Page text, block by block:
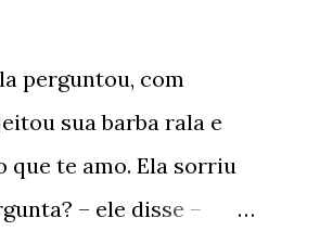
o sabor das
molhado, virou e
sempre do único
feliz. O único
apaixonado. ...
perguntou, com
sua barba rala e
que te amo. Ela sorriu
– ele disse –